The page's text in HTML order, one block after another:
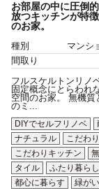
お部屋の中に圧倒
放つキッチンが特
のお家。
種別
マンシ
間取り
フルスケルトンリノ
固定概念にとらわれ
空間のお家。 無機質
のミ...
DIYでセルフリノベ
ナチュラル
こだわ
こだわりキッチン
タイル
ふたり暮らし
都心に暮らす
緑が